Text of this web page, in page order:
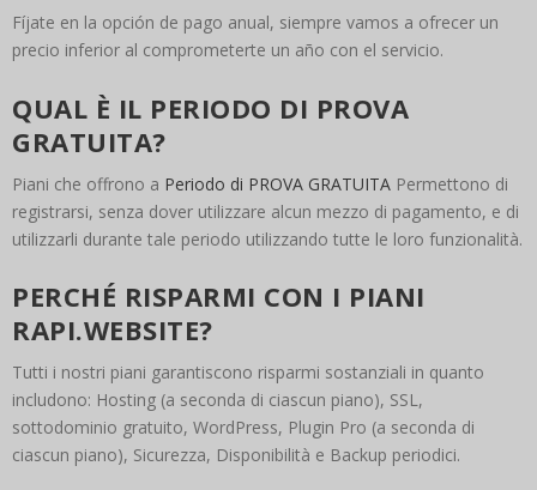
Fíjate en la opción de pago anual, siempre vamos a ofrecer un
precio inferior al comprometerte un año con el servicio.
QUAL È IL PERIODO DI PROVA
GRATUITA?
Piani che offrono a Periodo di PROVA GRATUITA Permettono di
registrarsi, senza dover utilizzare alcun mezzo di pagamento, e di
utilizzarli durante tale periodo utilizzando tutte le loro funzionalità.
PERCHÉ RISPARMI CON I PIANI
RAPI.WEBSITE?
Tutti i nostri piani garantiscono risparmi sostanziali in quanto
includono: Hosting (a seconda di ciascun piano), SSL,
sottodominio gratuito, WordPress, Plugin Pro (a seconda di
ciascun piano), Sicurezza, Disponibilità e Backup periodici.